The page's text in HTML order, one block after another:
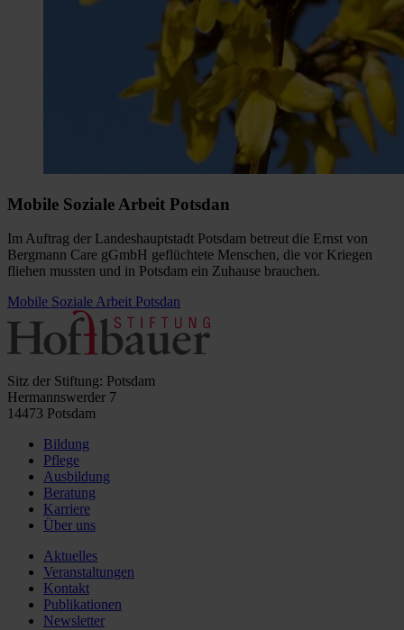
Mobile Soziale Arbeit Potsdan
Im Auftrag der Landeshauptstadt Potsdam betreut die Ernst von
Bergmann Care gGmbH geflüchtete Menschen, die vor Kriegen
fliehen mussten und in Potsdam ein Zuhause brauchen.
Mobile Soziale Arbeit Potsdan
Sitz der Stiftung: Potsdam
Hermannswerder 7
14473 Potsdam
Bildung
Pflege
Ausbildung
Beratung
Karriere
Über uns
Aktuelles
Veranstaltungen
Kontakt
Publikationen
Newsletter